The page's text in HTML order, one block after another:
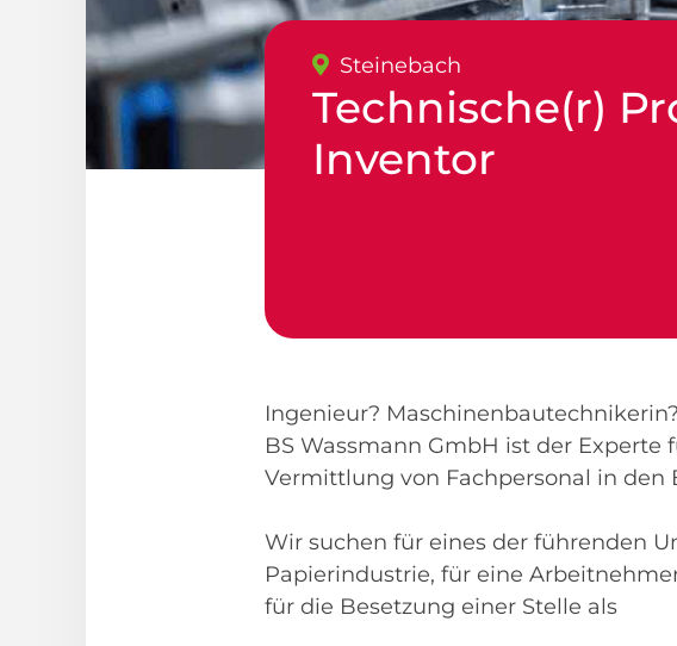
Steinebach
Technische(r)
Inventor
Ingenieur?
BS Wassmann GmbH ist der
Vermittlung von Fachpersonal in
Wir suchen für eines der führenden
Papierindustrie, für eine
für die Besetzung einer Stelle als